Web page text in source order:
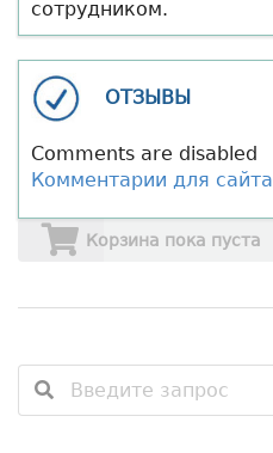
сотрудником.
ОТЗЫВЫ
Comments are disabled
Комментарии для сайта
Корзина пока пуста